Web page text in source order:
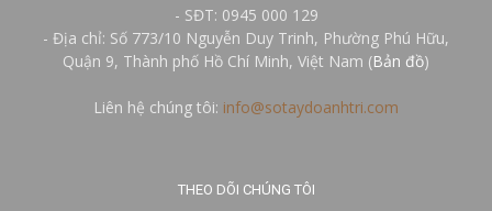
- SĐT: 0945 000 129
- Địa chỉ: Số 773/10 Nguyễn Duy Trinh, Phường Phú Hữu,
Quận 9, Thành phố Hồ Chí Minh, Việt Nam (Bản đồ)
Liên hệ chúng tôi: info@sotaydoanhtri.com
THEO DÕI CHÚNG TÔI